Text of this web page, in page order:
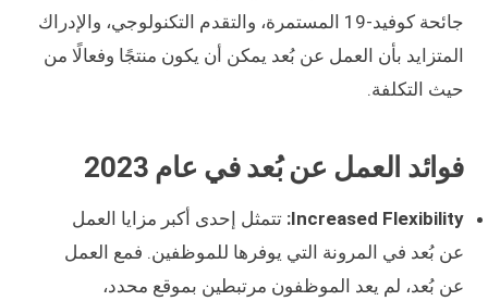
جائحة كوفيد-19 المستمرة، والتقدم التكنولوجي، والإدراك
المتزايد بأن العمل عن بُعد يمكن أن يكون منتجًا وفعالًا من
حيث التكلفة.
فوائد العمل عن بُعد في عام 2023
Increased Flexibility: تتمثل إحدى أكبر مزايا العمل
عن بُعد في المرونة التي يوفرها للموظفين. فمع العمل
عن بُعد، لم يعد الموظفون مرتبطين بموقع محدد،